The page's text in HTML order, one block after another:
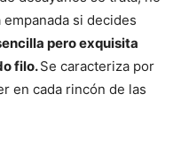
si decides
pero exquisita
filo.Se caracteriza por
en cada rincón de las